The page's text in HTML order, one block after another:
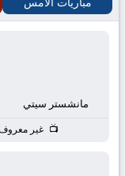
koora
مباريات
مانشستر سيتي
غير